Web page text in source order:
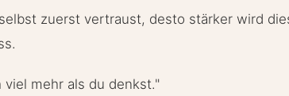
zuerst vertraust, desto stärker wird
mehr als du denkst."